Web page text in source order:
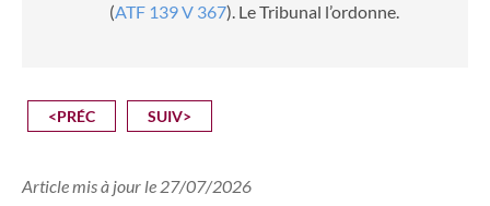
(ATF 139 V 367). Le Tribunal l’ordonne.
<PRÉC SUIV>
Article mis à jour le 27/07/2026